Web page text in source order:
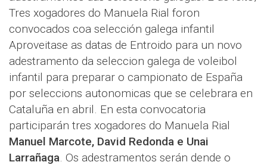
Tres xogadores do Manuela Rial foron
convocados coa selección galega infantil
Aproveitase as datas de Entroido para un novo
adestramento da seleccion galega de voleibol
infantil para preparar o campionato de España
por seleccions autonomicas que se celebrara en
Cataluña en abril. En esta convocatoria
participarán tres xogadores do Manuela Rial
Manuel Marcote, David Redonda e Unai
Larrañaga. Os adestramentos serán dende o